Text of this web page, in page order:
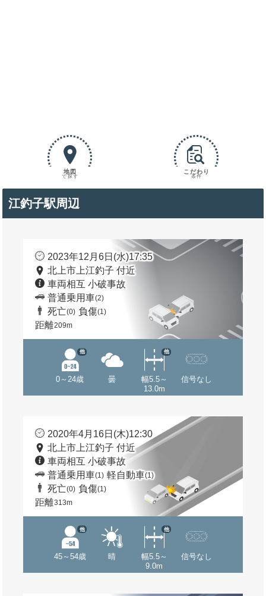
地図
で探す
こだわり
条件
江釣子駅周辺
2023年12月6日(水)17:35
北上市上江釣子 付近
車両相互 小破事故
普通乗用車(2)
死亡(0) 負傷(1)
距離209m
0～24歳
他
曇
幅5.5～
13.0m
他
信号なし
2020年4月16日(木)12:30
北上市上江釣子 付近
車両相互 小破事故
普通乗用車(1) 軽自動車(1)
死亡(0) 負傷(1)
距離313m
45～54歳
他
晴
幅5.5～
9.0m
他
信号なし